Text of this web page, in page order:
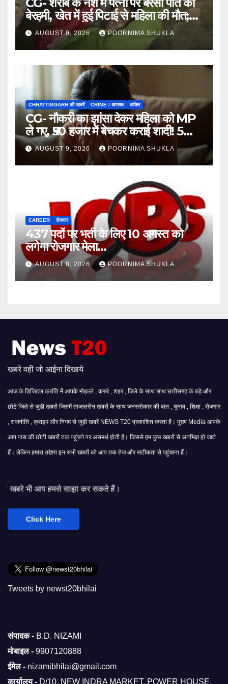
बेरहमी, खेत में हुई पिटाई से महिला की मौत;
आरोपी फरार…
AUGUST 9, 2026 POORNIMA SHUKLA
CHHATTISGARH की खबरें CRIME / अपराध कांकेर
CG- नौकरी का झांसा देकर महिला को MP
ले गए, ₹50 हजार में बेचकर कराई शादी! 5
महीने बाद खुला पूरा राज, 3 गिरफ्तार…
AUGUST 9, 2026 POORNIMA SHUKLA
CAREER रोजगार
437 पदों पर भर्ती के लिए 10 अगस्त को
लगेगा रोजगार मेला…
AUGUST 8, 2026 POORNIMA SHUKLA
खबरे वही जो आईना दिखाये
आज के डिजिटल क्रांति में आपके मोहल्ले , कस्बे , शहर , जिले के साथ साथ छत्तीसगढ़ के बड़े और
छोटे जिले से जुडी खबरों जिसमें ताजातरीन खबरों के साथ जनसरोकार की बात , चुनाव , शिक्षा , रोजगार
, राजनीति , क्राइम और निगम से जुड़ी खबरें NEWS T20 प्रकाशित करता हैं। मुख्य Media आपके
आप पास की छोटी खबरों तक पहुंचने पर असमर्थ होती हैं। जिससे हम कुछ खबरों से अनभिज्ञ हो जाते
हैं। लेकिन हमारा उद्देश्य इन सभी खबरों को आप तक तेज और सटीकता से पहुंचाना हैं।
साझा कर सकते हैं।
Click Here
Tweets by newst20bhilai
संपादक - B.D. NIZAMI
मोबाइल - 9907120888
ईमेल - nizamibhilai@gmail.com
कार्यालय - D/10, NEW INDRA MARKET, POWER HOUSE,